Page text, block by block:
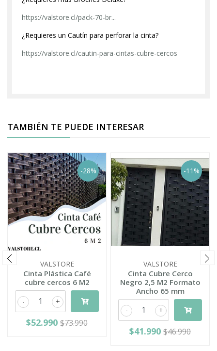
https://valstore.cl/pack-70-br...
¿Requieres un Cautín para perforar la cinta?
https://valstore.cl/cautin-para-cintas-cubre-cercos
TAMBIÉN TE PUEDE INTERESAR
-28%
VALSTORE
Cinta Plástica Café
cubre cercos 6 M2
+
-
$52.990 $73.990
-11%
VALSTORE
Cinta Cubre Cerco
Negro 2,5 M2 Formato
Ancho 65 mm
+
-
$41.990 $46.990